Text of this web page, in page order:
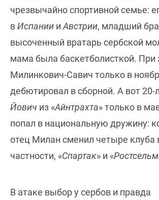
чрезвычайно спортивной семье:
вИспании иАвстрии, младший
высоченный вратарь сербской
мама была баскетболисткой. При
Милинкович-Савич только в
дебютировал в сборной. А вот 20-
Йович из «Айнтрахта» только в
попал в национальную дружину:
отец Милан сменил четыре клуба
частности, «Спартак» и «
В атаке выбор у сербов и правда